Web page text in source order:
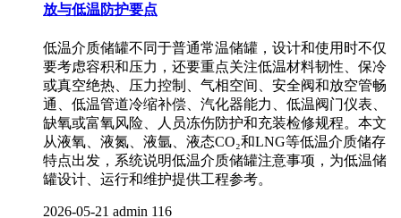
放与低温防护要点
低温介质储罐不同于普通常温储罐，设计和使用时不仅
要考虑容积和压力，还要重点关注低温材料韧性、保冷
或真空绝热、压力控制、气相空间、安全阀和放空管畅
通、低温管道冷缩补偿、汽化器能力、低温阀门仪表、
缺氧或富氧风险、人员冻伤防护和充装检修规程。本文
从液氧、液氮、液氩、液态CO₂和LNG等低温介质储存
特点出发，系统说明低温介质储罐注意事项，为低温储
罐设计、运行和维护提供工程参考。
2026-05-21 admin 116